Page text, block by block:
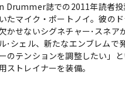
Drummer誌での2011年読者投
たマイク・ポートノイ。彼の
かせないシグネチャー･スネア
･シェル、新たなエンブレムで
のテンションを調整したい」
ストレイナーを装備。